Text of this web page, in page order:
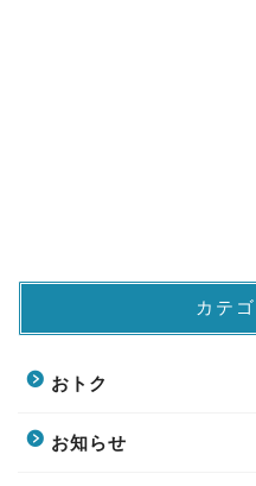
カテ
おトク
お知らせ